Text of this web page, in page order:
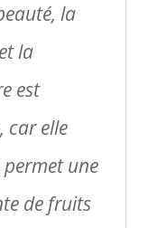
la
la
est
car elle
une
de fruits